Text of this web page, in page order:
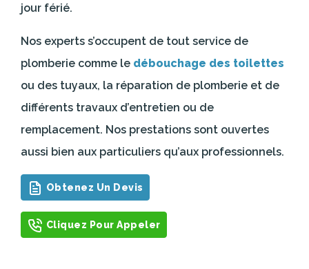
jour férié.
Nos experts s’occupent de tout service de
plomberie comme le débouchage des toilettes
ou des tuyaux, la réparation de plomberie et de
différents travaux d’entretien ou de
remplacement. Nos prestations sont ouvertes
aussi bien aux particuliers qu’aux professionnels.
Obtenez Un Devis
Cliquez Pour Appeler